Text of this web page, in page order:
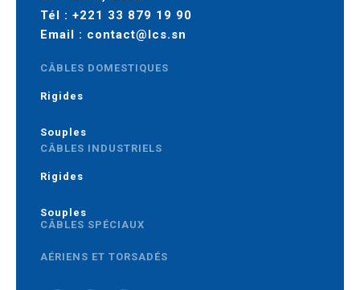
Tél : +221 33 879 19 90
Email : contact@lcs.sn
CÂBLES DOMESTIQUES
Rigides
Souples
CÂBLES INDUSTRIELS
Rigides
Souples
CÂBLES SPÉCIAUX
AÉRIENS ET TORSADÉS